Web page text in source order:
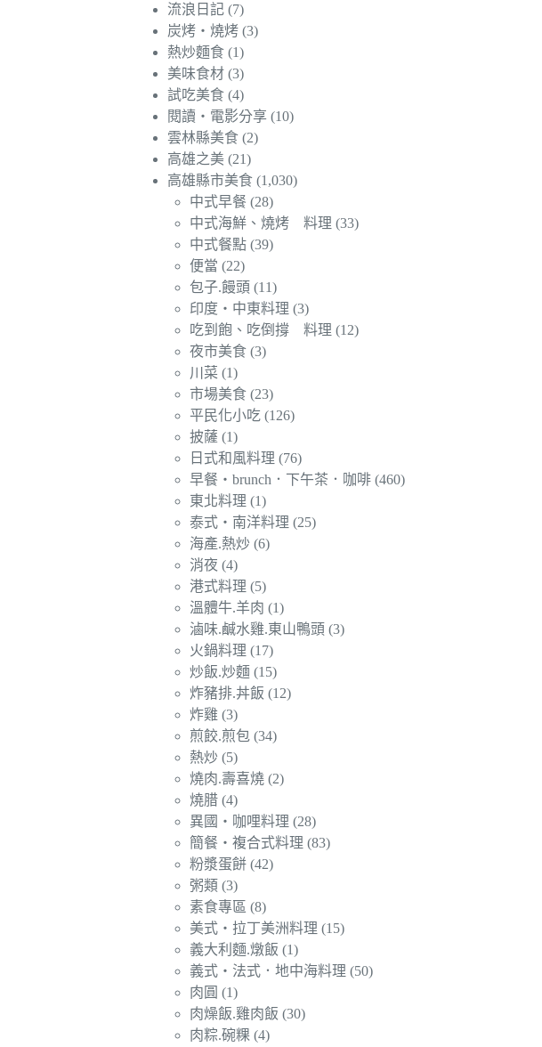
流浪日記 (7)
炭烤‧燒烤 (3)
熱炒麵食 (1)
美味食材 (3)
試吃美食 (4)
閱讀‧電影分享 (10)
雲林縣美食 (2)
高雄之美 (21)
高雄縣市美食 (1,030)
中式早餐 (28)
中式海鮮、燒烤 料理 (33)
中式餐點 (39)
便當 (22)
包子.饅頭 (11)
印度‧中東料理 (3)
吃到飽、吃倒撐 料理 (12)
夜市美食 (3)
川菜 (1)
市場美食 (23)
平民化小吃 (126)
披薩 (1)
日式和風料理 (76)
早餐‧brunch．下午茶．咖啡 (460)
東北料理 (1)
泰式‧南洋料理 (25)
海產.熱炒 (6)
消夜 (4)
港式料理 (5)
溫體牛.羊肉 (1)
滷味.鹹水雞.東山鴨頭 (3)
火鍋料理 (17)
炒飯.炒麵 (15)
炸豬排.丼飯 (12)
炸雞 (3)
煎餃.煎包 (34)
熱炒 (5)
燒肉.壽喜燒 (2)
燒腊 (4)
異國‧咖哩料理 (28)
簡餐‧複合式料理 (83)
粉漿蛋餅 (42)
粥類 (3)
素食專區 (8)
美式‧拉丁美洲料理 (15)
義大利麵.燉飯 (1)
義式‧法式．地中海料理 (50)
肉圓 (1)
肉燥飯.雞肉飯 (30)
肉粽.碗粿 (4)